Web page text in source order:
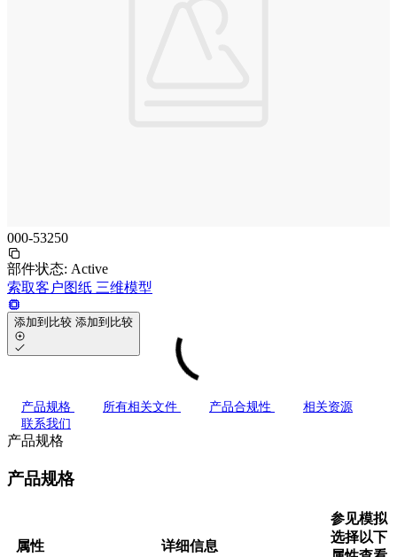
000-53250
部件状态: Active
索取客户图纸 三维模型
添加到比较 添加到比较
产品规格 所有相关文件 产品合规性
相关资源
联系我们
产品规格
产品规格
属性 详细信息
参见模拟
选择以下